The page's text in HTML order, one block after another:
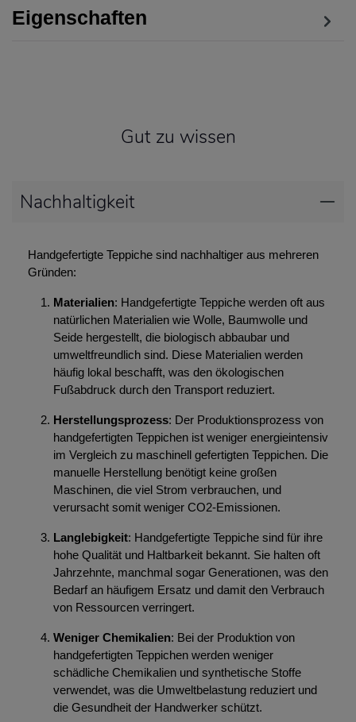
Eigenschaften
Gut zu wissen
Nachhaltigkeit
Handgefertigte Teppiche sind nachhaltiger aus mehreren
Gründen:
Materialien: Handgefertigte Teppiche werden oft aus
natürlichen Materialien wie Wolle, Baumwolle und
Seide hergestellt, die biologisch abbaubar und
umweltfreundlich sind. Diese Materialien werden
häufig lokal beschafft, was den ökologischen
Fußabdruck durch den Transport reduziert.
Herstellungsprozess: Der Produktionsprozess von
handgefertigten Teppichen ist weniger energieintensiv
im Vergleich zu maschinell gefertigten Teppichen. Die
manuelle Herstellung benötigt keine großen
Maschinen, die viel Strom verbrauchen, und
verursacht somit weniger CO2-Emissionen.
Langlebigkeit: Handgefertigte Teppiche sind für ihre
hohe Qualität und Haltbarkeit bekannt. Sie halten oft
Jahrzehnte, manchmal sogar Generationen, was den
Bedarf an häufigem Ersatz und damit den Verbrauch
von Ressourcen verringert.
Weniger Chemikalien: Bei der Produktion von
handgefertigten Teppichen werden weniger
schädliche Chemikalien und synthetische Stoffe
verwendet, was die Umweltbelastung reduziert und
die Gesundheit der Handwerker schützt.